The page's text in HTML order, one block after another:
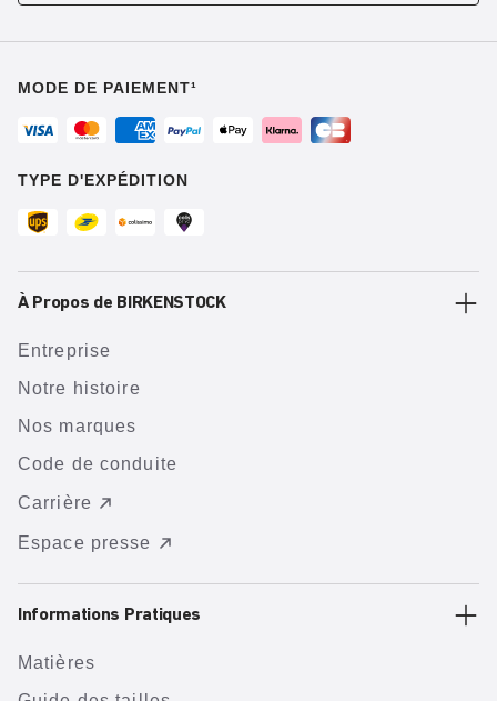
MODE DE PAIEMENT¹
TYPE D'EXPÉDITION
À Propos de BIRKENSTOCK
Entreprise
Notre histoire
Nos marques
Code de conduite
Carrière
Espace presse
Informations Pratiques
Matières